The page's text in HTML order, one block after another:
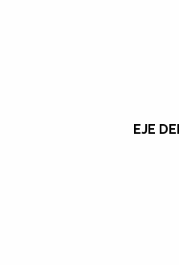
EJE